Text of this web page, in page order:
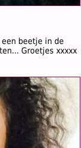
beetje in de
Groetjes xxxxx